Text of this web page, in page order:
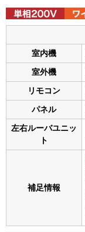
室内機
室外機
リモコン
パネル
左右ルーバユニッ
ト
補足情報